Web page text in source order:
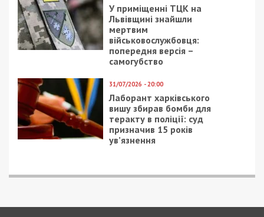
У приміщенні ТЦК на
Львівщині знайшли
мертвим
військовослужбовця:
попередня версія –
самогубство
31/07/2026 - 20:00
Лаборант харківського
вишу збирав бомби для
теракту в поліції: суд
призначив 15 років
ув’язнення